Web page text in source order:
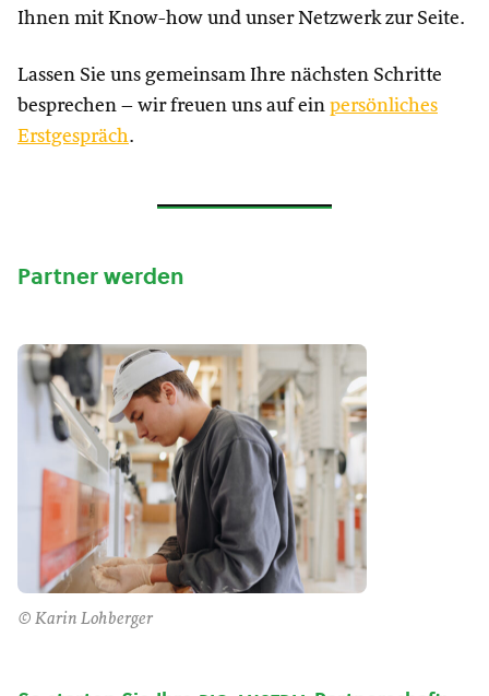
Ihnen mit Know-how und unser Netzwerk zur Seite.
Lassen Sie uns gemeinsam Ihre nächsten Schritte
besprechen – wir freuen uns auf ein persönliches
Erstgespräch.
Partner werden
© Karin Lohberger